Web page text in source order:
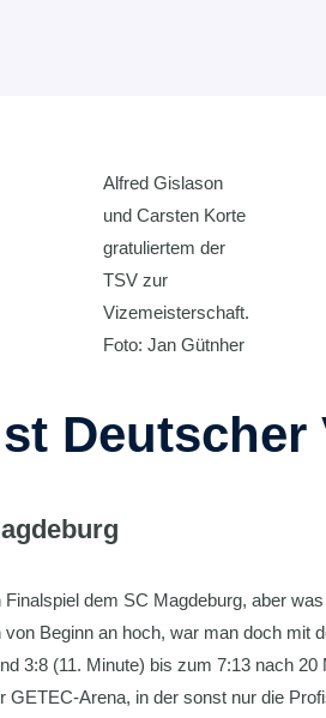
Alfred Gislason
und Carsten Korte
gratuliertem der
TSV zur
Vizemeisterschaft.
Foto: Jan Gütnher
Deutscher
dem SC Magdeburg, aber
Beginn an hoch, war man doch
3:8 (11. Minute) bis zum 7:13 nach
Arena, in der sonst nur die